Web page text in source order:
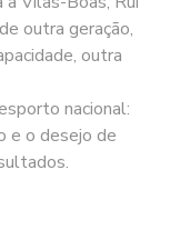
outra geração,
outra
nacional:
e o desejo de